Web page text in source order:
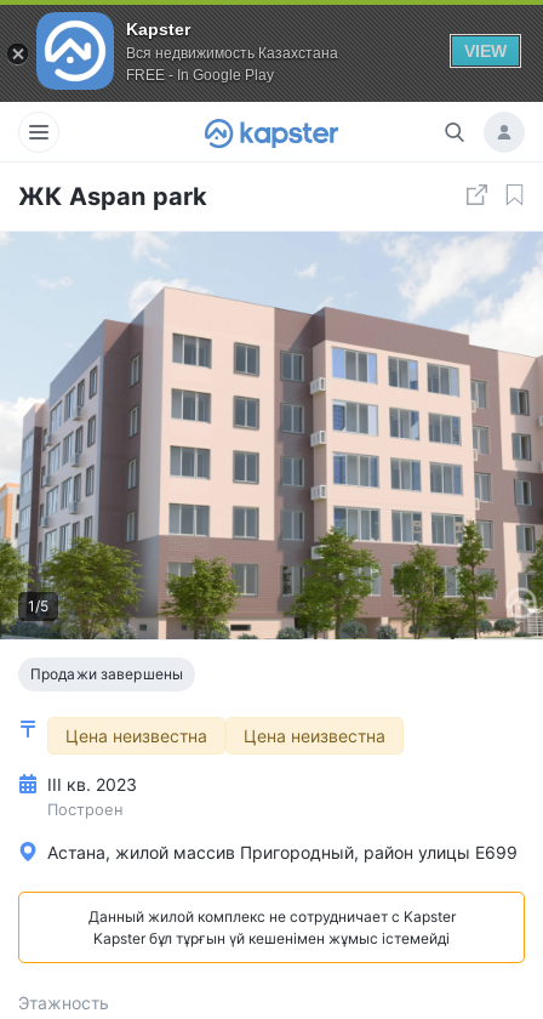
Kapster
Вся недвижимость Казахстана
FREE - In Google Play
VIEW
ЖК Aspan park
1/5
Продажи завершены
Цена неизвестна Цена неизвестна
III кв. 2023
Построен
Астана, жилой массив Пригородный, район улицы Е699
Данный жилой комплекс не сотрудничает с Kapster
Kapster бұл тұрғын үй кешенімен жұмыс істемейді
Этажность